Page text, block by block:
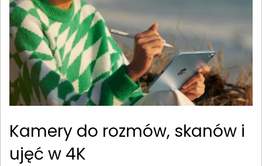
Kamery do rozmów, skanów i
ujęć w 4K